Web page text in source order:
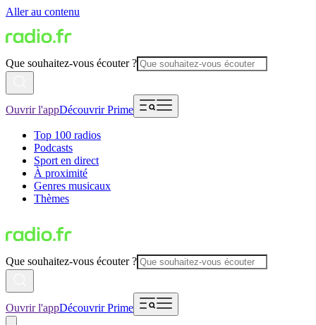
Aller au contenu
Que souhaitez-vous écouter ?
Ouvrir l'appDécouvrir Prime
Top 100 radios
Podcasts
Sport en direct
À proximité
Genres musicaux
Thèmes
Que souhaitez-vous écouter ?
Ouvrir l'appDécouvrir Prime